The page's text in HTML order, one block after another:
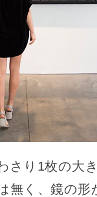
さり1枚の大
無く、鏡の形